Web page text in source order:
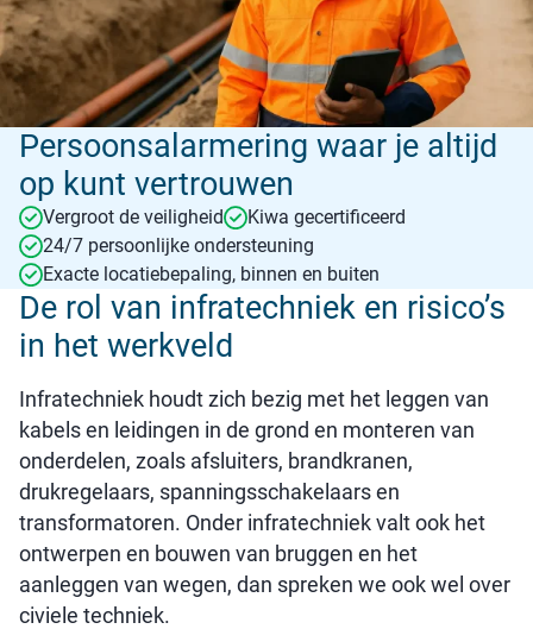
Persoonsalarmering waar je altijd
op kunt vertrouwen
Vergroot de veiligheid
Kiwa gecertificeerd
24/7 persoonlijke ondersteuning
Exacte locatiebepaling, binnen en buiten
De rol van infratechniek en risico’s
in het werkveld
Infratechniek houdt zich bezig met het leggen van
kabels en leidingen in de grond en monteren van
onderdelen, zoals afsluiters, brandkranen,
drukregelaars, spanningsschakelaars en
transformatoren. Onder infratechniek valt ook het
ontwerpen en bouwen van bruggen en het
aanleggen van wegen, dan spreken we ook wel over
civiele techniek.